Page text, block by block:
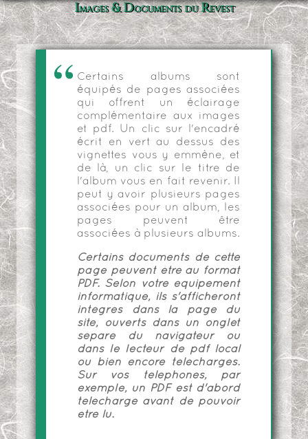
Images & Documents du Revest
Certains albums sont
équipés de pages associées
qui offrent un éclairage
complémentaire aux images
et pdf. Un clic sur l'encadré
écrit en vert au dessus des
vignettes vous y emmène, et
de là, un clic sur le titre de
l'album vous en fait revenir. Il
peut y avoir plusieurs pages
associées pour un album, les
pages peuvent être
associées à plusieurs albums.
Certains documents de cette
page peuvent être au format
PDF. Selon votre équipement
informatique, ils s'afficheront
intégrés dans la page du
site, ouverts dans un onglet
séparé du navigateur ou
dans le lecteur de pdf local
ou bien encore téléchargés.
Sur vos téléphones, par
exemple, un PDF est d'abord
téléchargé avant de pouvoir
être lu.